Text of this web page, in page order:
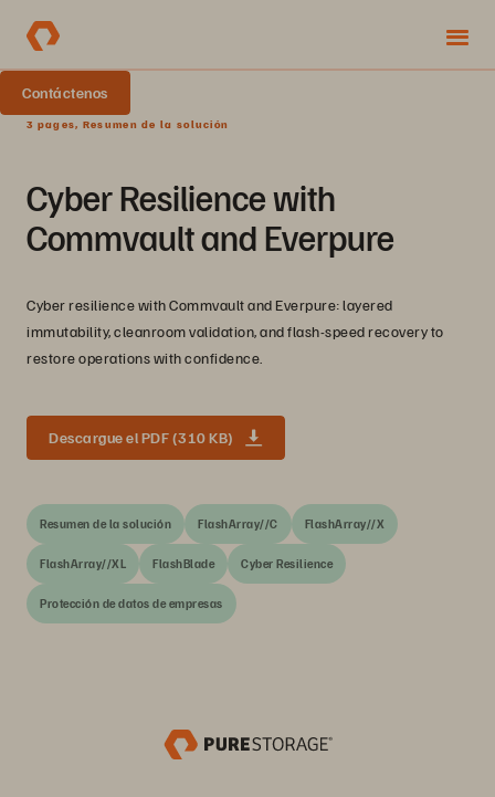
Contáctenos
3 pages, Resumen de la solución
Cyber Resilience with
Commvault and Everpure
Cyber resilience with Commvault and Everpure: layered
immutability, cleanroom validation, and flash-speed recovery to
restore operations with confidence.
Descargue el PDF (310 KB)
Resumen de la solución FlashArray//C FlashArray//X
FlashArray//XL FlashBlade Cyber Resilience
Protección de datos de empresas